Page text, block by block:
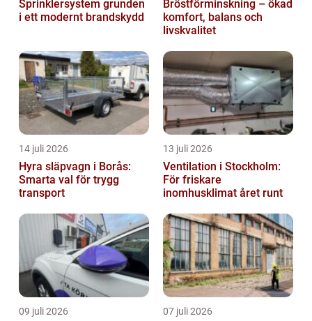
Sprinklersystem grunden
i ett modernt brandskydd
Bröstförminskning – ökad
komfort, balans och
livskvalitet
14 juli 2026
Hyra släpvagn i Borås:
Smarta val för trygg
transport
13 juli 2026
Ventilation i Stockholm:
För friskare
inomhusklimat året runt
09 juli 2026 07 juli 2026